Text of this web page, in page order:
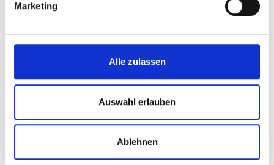
Marketing
Alle zulassen
Auswahl erlauben
Ablehnen